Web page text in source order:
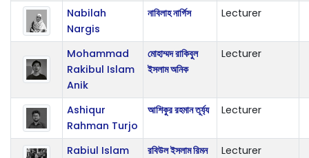
Nabilah
Nargis
নাবিলাহ নার্গিস Lecturer
Mohammad
Rakibul Islam
Anik
মোহাম্মদ রাকিবুল
ইসলাম অনিক
Lecturer
Ashiqur
Rahman Turjo
আশিকুর রহমান তূর্য্য Lecturer
Rabiul Islam
রবিউল ইসলাম রিমন Lecturer